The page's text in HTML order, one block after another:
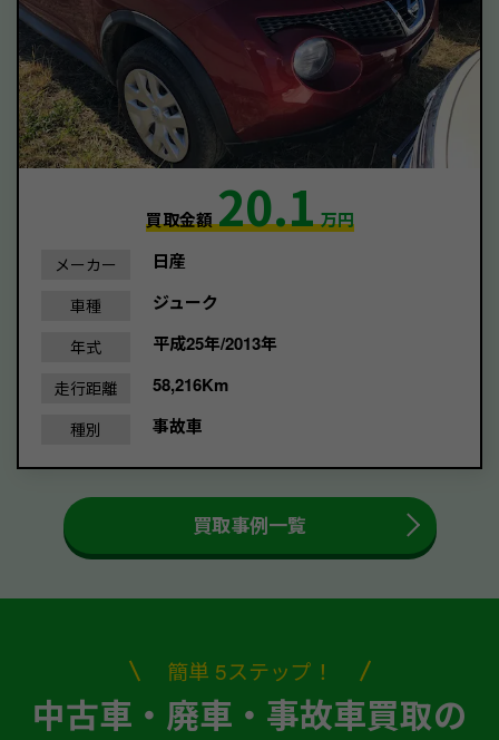
買取金額20.1万円
メーカー 日産
車種 ジューク
年式 平成25年/2013年
走行距離 58,216Km
種別 事故車
買取事例一覧
簡単 5ステップ！
中古車・廃車・事故車買取の